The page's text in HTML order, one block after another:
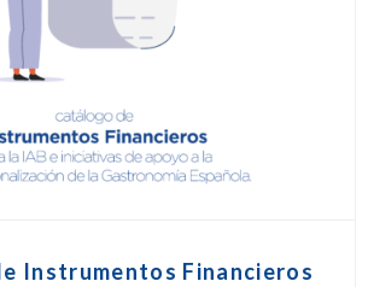
Instrumentos Financieros